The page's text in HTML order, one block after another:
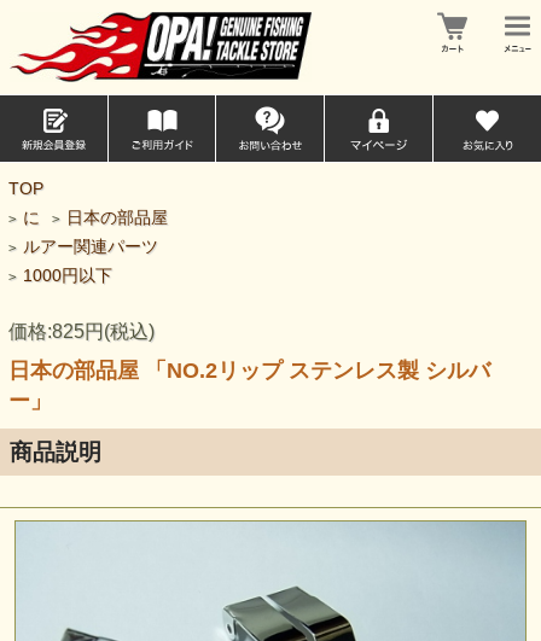
TOP
> に > 日本の部品屋
> ルアー関連パーツ
> 1000円以下
価格:825円(税込)
日本の部品屋 「NO.2リップ ステンレス製 シルバ
ー」
商品説明